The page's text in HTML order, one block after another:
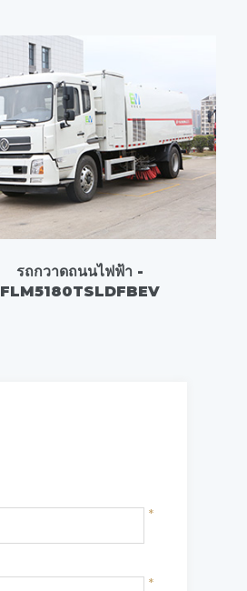
รถกวาดถนนไฟฟ้า -
FLM5180TSLDFBEV
*
*